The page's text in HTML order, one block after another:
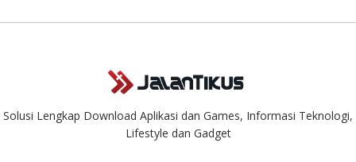
Solusi Lengkap Download Aplikasi dan Games, Informasi Teknologi,
Lifestyle dan Gadget